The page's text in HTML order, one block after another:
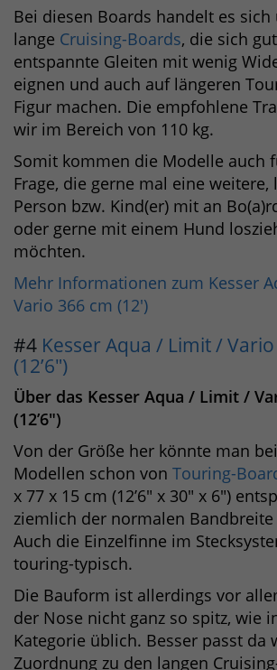
Bei diesen Boards handelt es
lange Cruising-Boards, die sich
entspannte Gleiten mit wenig
eignen und auch auf längeren
Figur machen. Die empfohlene
wir im Bereich von 110 kg.
Somit kommen die Modelle auch
Frage, die gerne mal eine weitere,
Person bzw. Kind(er) mit an
oder gerne mit einem Hund
möchten.
Mehr Informationen zum Kesser
Vario 366 cm (12′)
#4 Kesser Aqua / Limit /
(12’6″)
Über das Kesser Aqua / Limit /
(12’6″)
Von der Größe her könnte man
Modellen schon von Touring-
x 77 x 15 cm (12’6″ x 30″ x 6″)
ziemlich der normalen Bandbreite
Auch die Einzelfinne im
touring-typisch.
Die Bauform ist allerdings vor
der Nose nicht ganz so spitz, wie
Kategorie üblich. Besser passt da
Zuordnung zu den langen